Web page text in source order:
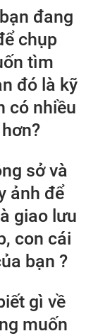
đang
chụp
tìm
đó là kỹ
có nhiều
sở và
ảnh để
giao lưu
con cái
bạn ?
gì về
muốn